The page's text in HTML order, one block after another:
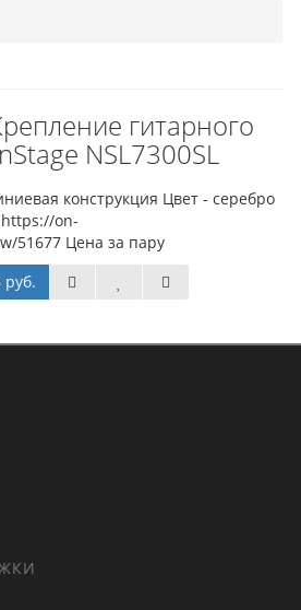
гитарного
NSL7300SL
конструкция Цвет - серебро
on-
51677 Цена за пару
руб.